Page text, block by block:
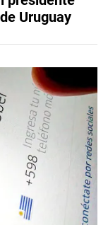
Uruguay